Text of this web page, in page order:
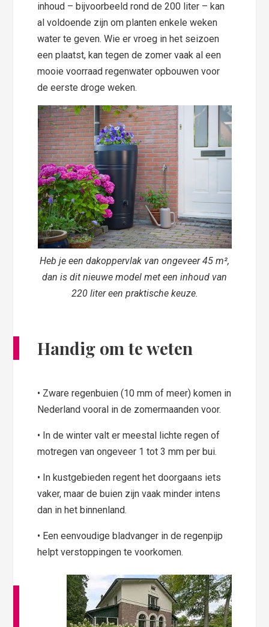
inhoud – bijvoorbeeld rond de 200 liter – kan
al voldoende zijn om planten enkele weken
water te geven. Wie er vroeg in het seizoen
een plaatst, kan tegen de zomer vaak al een
mooie voorraad regenwater opbouwen voor
de eerste droge weken.
Heb je een dakoppervlak van ongeveer 45 m²,
dan is dit nieuwe model met een inhoud van
220 liter een praktische keuze.
Handig om te weten
• Zware regenbuien (10 mm of meer) komen in
Nederland vooral in de zomermaanden voor.
• In de winter valt er meestal lichte regen of
motregen van ongeveer 1 tot 3 mm per bui.
• In kustgebieden regent het doorgaans iets
vaker, maar de buien zijn vaak minder intens
dan in het binnenland.
• Een eenvoudige bladvanger in de regenpijp
helpt verstoppingen te voorkomen.